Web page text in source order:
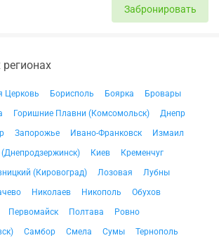
Забронировать
Церковь Борисполь Боярка
Бровары
Горишние Плавни (Комсомольск)
Днепр
Запорожье Ивано-Франковск
Измаил
(Днепродзержинск) Киев
Кременчуг
(Кировоград) Лозовая
Лубны
Николаев Никополь
Обухов
Первомайск Полтава
Ровно
Самбор Смела Сумы
Тернополь